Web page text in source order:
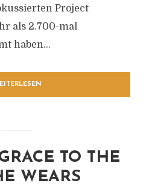
Project
als 2.700-mal
haben...
TO THE
WEARS